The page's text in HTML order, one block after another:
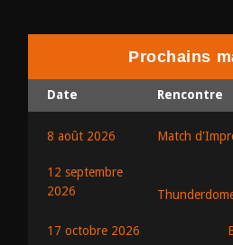
Prochains
Date Rencontre
8 août 2026 Match
12 septembre
2026
17 octobre 2026